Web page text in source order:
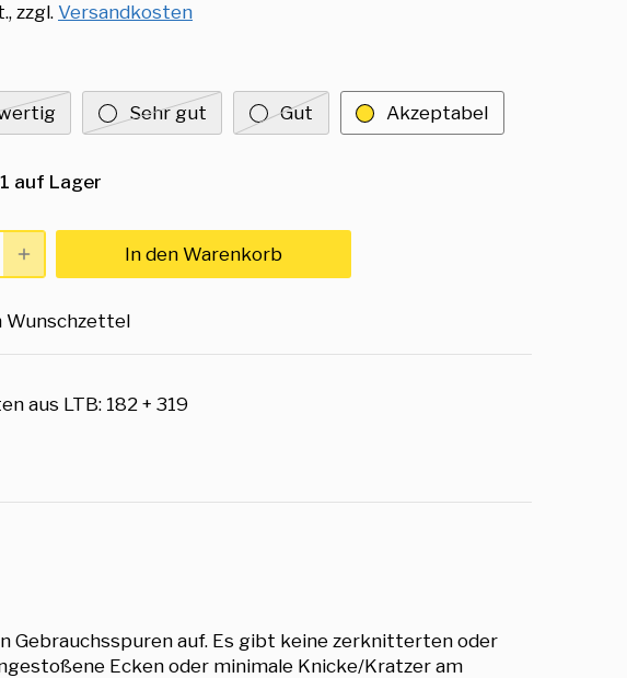
zzgl.Versandkosten
Sehr gut Gut Akzeptabel
auf Lager
In den Warenkorb
Wunschzettel
aus LTB: 182 + 319
Gebrauchsspuren auf. Es gibt keine zerknitterten oder
Ecken oder minimale Knicke/Kratzer am